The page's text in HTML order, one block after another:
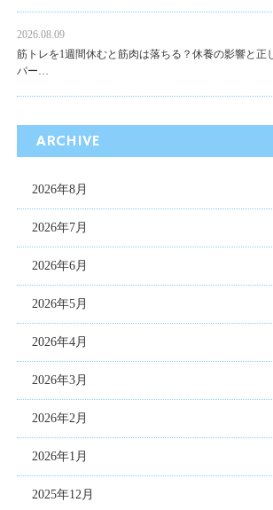
2026.08.09
筋トレを1週間休むと筋肉は落ちる？休養の影響と正
パー…
ARCHIVE
2026年8月
2026年7月
2026年6月
2026年5月
2026年4月
2026年3月
2026年2月
2026年1月
2025年12月